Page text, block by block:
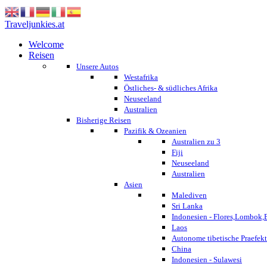
Traveljunkies.at
Welcome
Reisen
Unsere Autos
Westafrika
Östliches- & südliches Afrika
Neuseeland
Australien
Bisherige Reisen
Pazifik & Ozeanien
Australien zu 3
Fiji
Neuseeland
Australien
Asien
Malediven
Sri Lanka
Indonesien -
Laos
Autonome tibetische
China
Indonesien - Sulawesi